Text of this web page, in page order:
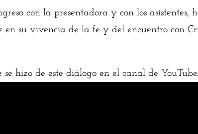
con la presentadora y con los
en su vivencia de la fe y del encuentro con
hizo de este diálogo en el canal de